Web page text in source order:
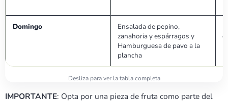
Domingo
Ensalada de pepino,
zanahoria y espárragos y
Hamburguesa de pavo a la
plancha
IMPORTANTE: Opta por una pieza de fruta como parte del